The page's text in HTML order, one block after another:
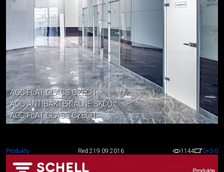
AGC FLAT GLASS CZECH
AGC ANTIBAKTERIÁLNE SKLO™
AGC FLAT GLASS CZECH
Produkty Red 219.09.2016 1144 0+3-0